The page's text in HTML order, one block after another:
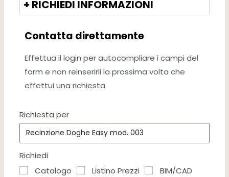
+ RICHIEDI INFORMAZIONI
Contatta direttamente
Effettua il login per autocompliare i campi del
form e non reinserirli la prossima volta che
effettui una richiesta
Richiesta per
Richiedi
Catalogo
Listino Prezzi
BIM/CAD